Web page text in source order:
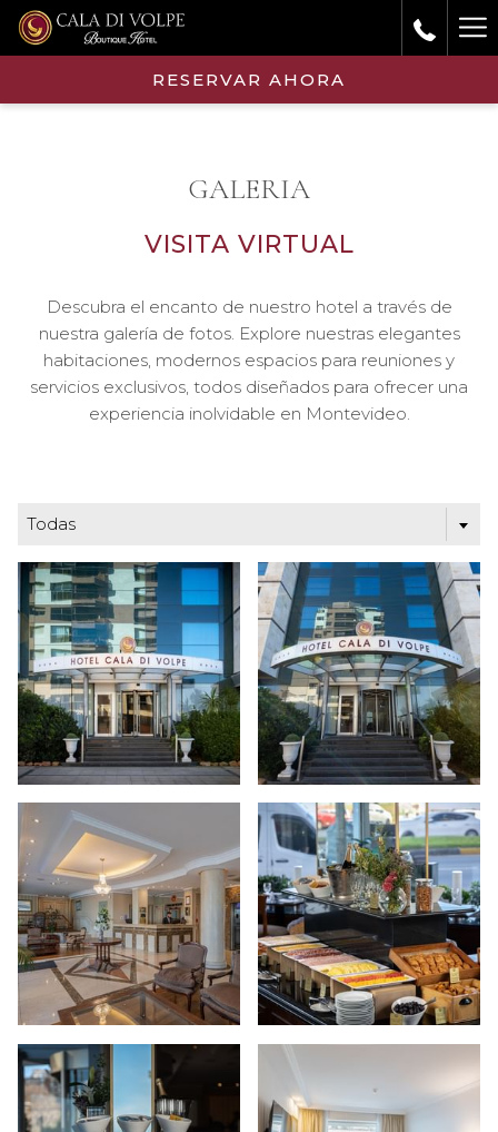
RESERVAR AHORA
GALERIA
VISITA VIRTUAL
Descubra el encanto de nuestro hotel a través de
nuestra galería de fotos. Explore nuestras elegantes
habitaciones, modernos espacios para reuniones y
servicios exclusivos, todos diseñados para ofrecer una
experiencia inolvidable en Montevideo.
Todas